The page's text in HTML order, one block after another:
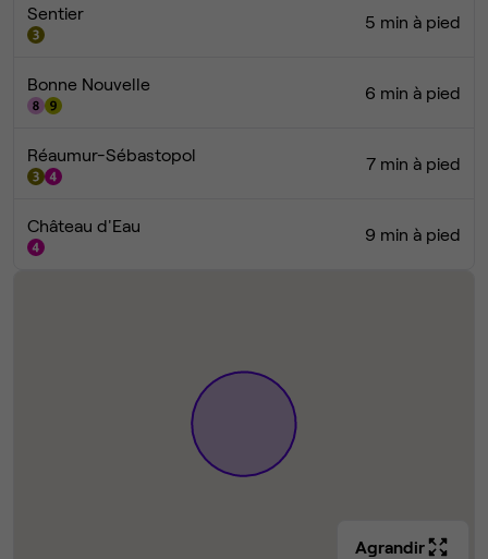
Sentier 5 min à pied
Bonne Nouvelle 6 min à pied
Réaumur-Sébastopol 7 min à pied
Château d'Eau 9 min à pied
Agrandir